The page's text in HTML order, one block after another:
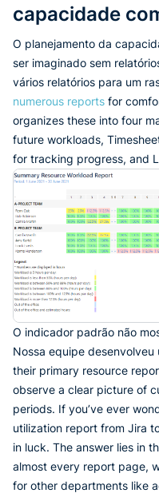
capacidade
O planejamento da
ser imaginado sem
vários relatórios para um
numerous reports for
organizes these into four
future workloads,
for tracking progress, and
O indicador padrão não
Nossa equipe desenvolveu
their primary resource
observe a clear picture of
periods. If you’ve ever
utilization report from Jira
in luck. The answer lies in
almost every report page,
for other departments like